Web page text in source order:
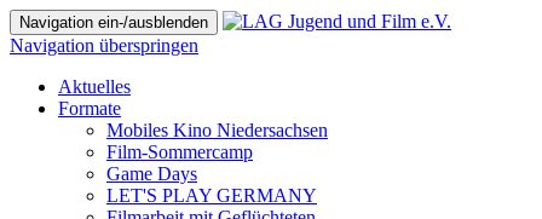
Navigation ein-/ausblenden
Navigation überspringen
Aktuelles
Formate
Mobiles Kino Niedersachsen
Film-Sommercamp
Game Days
LET'S PLAY GERMANY